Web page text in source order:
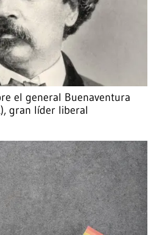
el general Buenaventura
gran líder liberal